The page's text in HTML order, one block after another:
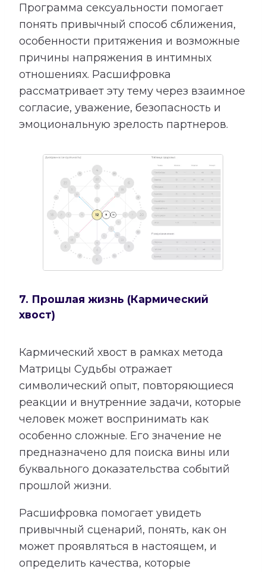
Программа сексуальности помогает
понять привычный способ сближения,
особенности притяжения и возможные
причины напряжения в интимных
отношениях. Расшифровка
рассматривает эту тему через взаимное
согласие, уважение, безопасность и
эмоциональную зрелость партнеров.
7. Прошлая жизнь (Кармический
хвост)
Кармический хвост в рамках метода
Матрицы Судьбы отражает
символический опыт, повторяющиеся
реакции и внутренние задачи, которые
человек может воспринимать как
особенно сложные. Его значение не
предназначено для поиска вины или
буквального доказательства событий
прошлой жизни.
Расшифровка помогает увидеть
привычный сценарий, понять, как он
может проявляться в настоящем, и
определить качества, которые